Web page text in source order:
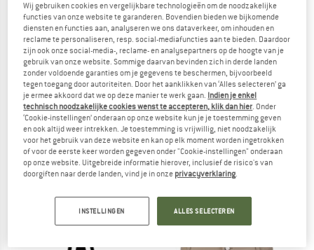
PATAGONIA
Women's Utility Pants
€ 129,95
tot -60%
SCOTT
Pants Vertic Ripstop 3L
€ 329,95vanaf € 131,98
(2)
Wij gebruiken cookies en vergelijkbare technologieën om de noodzakelijke
functies van onze website te garanderen. Bovendien bieden we bijkomende
diensten en functies aan, analyseren we ons dataverkeer, om inhouden en
reclame te personaliseren, resp. social-mediafuncties aan te bieden. Daardoor
zijn ook onze social-media-, reclame- en analysepartners op de hoogte van je
gebruik van onze website. Sommige daarvan bevinden zich in derde landen
zonder voldoende garanties om je gegevens te beschermen, bijvoorbeeld
tegen toegang door autoriteiten. Door het aanklikken van ‘Alles selecteren’ ga
je ermee akkoord dat we op deze manier te werk gaan. Indien je enkel
technisch noodzakelijke cookies wenst te accepteren, klik dan hier. Onder
‘Cookie-instellingen’ onderaan op onze website kun je je toestemming geven
en ook altijd weer intrekken. Je toestemming is vrijwillig, niet noodzakelijk
voor het gebruik van deze website en kan op elk moment worden ingetrokken
of voor de eerste keer worden gegeven onder "Cookie-instellingen" onderaan
op onze website. Uitgebreide informatie hierover, inclusief de risico's van
doorgiften naar derde landen, vind je in onze privacyverklaring.
INSTELLINGEN ALLES SELECTEREN